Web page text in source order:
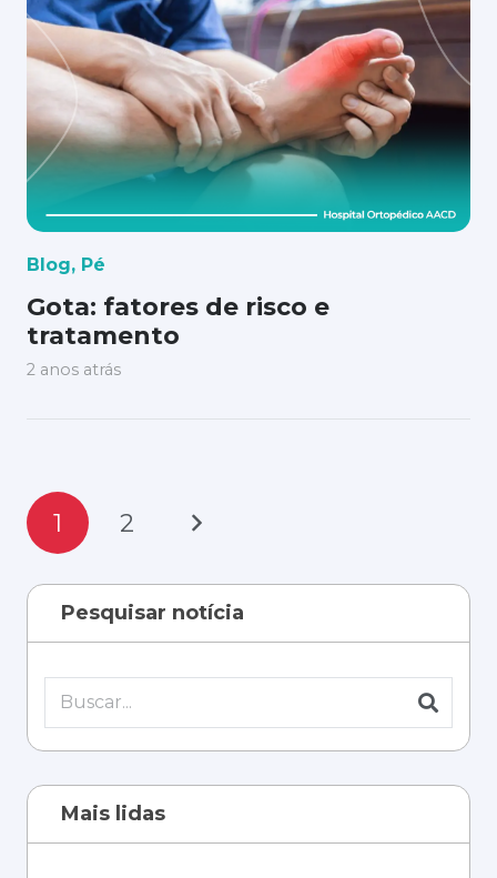
Blog, Pé
Gota: fatores de risco e
tratamento
2 anos atrás
1 2
Pesquisar notícia
Mais lidas